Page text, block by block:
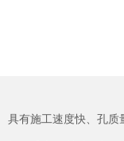
施工速度快、孔质